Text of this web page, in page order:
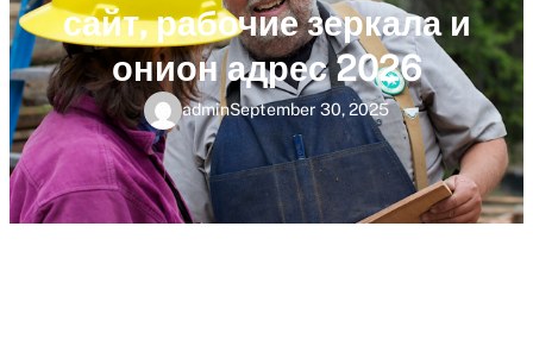
сайт, рабочие зеркала и
онион адрес 2026
adminSeptember 30, 2025